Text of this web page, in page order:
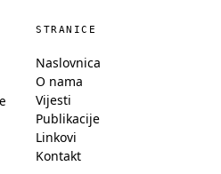
STRANICE
Naslovnica
O nama
Vijesti
Publikacije
Linkovi
Kontakt